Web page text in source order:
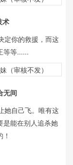
术
定你的救援，而这
等等......
无间
她自己飞。唯有这
是能在别人追杀她